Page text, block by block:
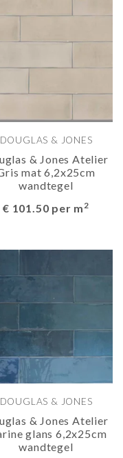
DOUGLAS & JONES
& Jones Atelier
mat 6,2x25cm
wandtegel
€ 101.50 per m2
DOUGLAS & JONES
& Jones Atelier
glans 6,2x25cm
wandtegel